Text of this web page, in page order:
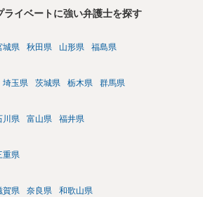
ライベートに強い弁護士を探す
城県 秋田県 山形県 福島県
埼玉県 茨城県 栃木県 群馬県
川県 富山県 福井県
重県
賀県 奈良県 和歌山県